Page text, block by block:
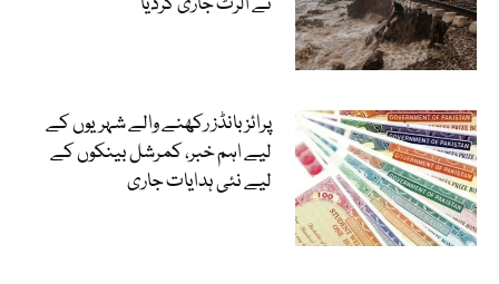
پرائز بانڈز رکھنے والے شہریوں کے
لیے اہم خبر، کمرشل بینکوں کے
لیے نئی ہدایات جاری